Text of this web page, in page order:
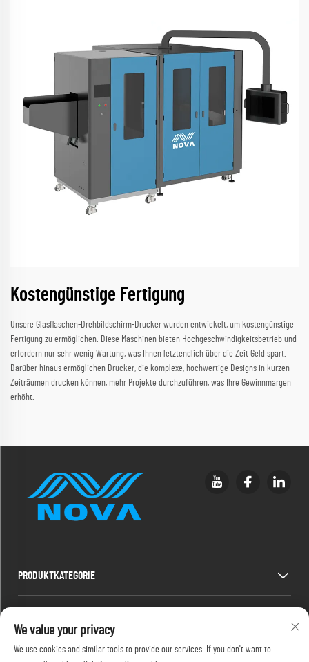
Kostengünstige Fertigung
Unsere Glasflaschen-Drehbildschirm-Drucker wurden entwickelt, um kostengünstige
Fertigung zu ermöglichen. Diese Maschinen bieten Hochgeschwindigkeitsbetrieb und
erfordern nur sehr wenig Wartung, was Ihnen letztendlich über die Zeit Geld spart.
Darüber hinaus ermöglichen Drucker, die komplexe, hochwertige Designs in kurzen
Zeiträumen drucken können, mehr Projekte durchzuführen, was Ihre Gewinnmargen
erhöht.
PRODUKTKATEGORIE
KONTAKTINFORMATIONEN
We value your privacy
We use cookies and similar tools to provide our services. If you don't want to